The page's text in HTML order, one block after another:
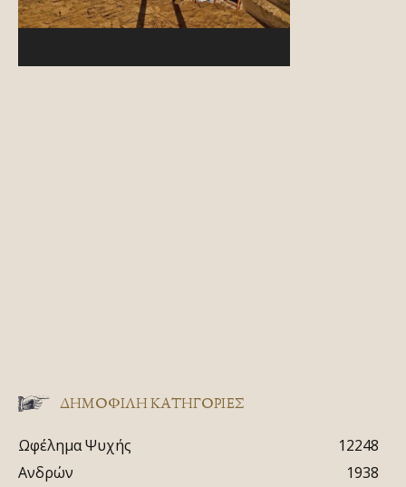
ΔΗΜΟΦΙΛΗ ΚΑΤΗΓΟΡΙΕΣ
Ωφέλημα Ψυχής
12248
Ανδρών
1938